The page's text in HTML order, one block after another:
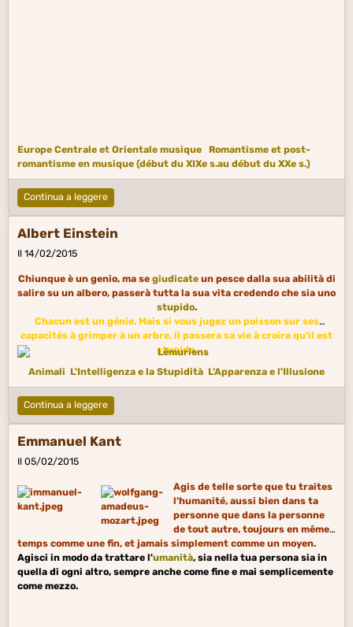
Europe Centrale et Orientale musique
Romantisme et post-
romantisme en musique (début du XIXe s.au début du XXe s.)
Continua a leggere
Albert Einstein
Il 14/02/2015
Chiunque è un genio, ma se giudicateun pesce dalla sua abilità di
salire su un albero, passerà tutta la sua vita credendo che sia uno
stupido.
Chacun est un génie. Mais si vous jugez un poisson sur ses
capacités à grimper à un arbre, il passera sa vie à croire qu'il est
stupide.
Animali L'Intelligenza e la Stupidità L'Apparenza e l'Illusione
Continua a leggere
Emmanuel Kant
Il 05/02/2015
Agis de telle sorte que tu traites
l'humanité, aussi bien dans ta
personne que dans la personne
de tout autre, toujours en même
temps comme une fin, et jamais simplement comme un moyen.
Agisci in modo da trattare l'umanità, sia nella tua persona sia in
quella di ogni altro, sempre anche come fine e mai semplicemente
come mezzo.